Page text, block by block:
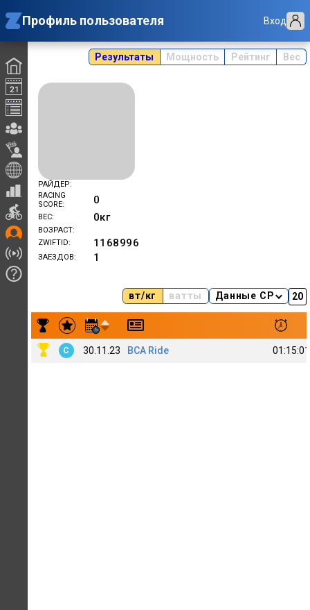
Профиль пользователя Вход
Результаты Мощность Рейтинг Вес
РАЙДЕР
RACING
SCORE
0
ВЕС 0кг
ВОЗРАСТ
ZWIFTID
1168996
ЗАЕЗДОВ 1
вт/кг ватты Данные CP
Результаты заездов Ulrik Hvolgaard
C 30.11.23 BCA Ride 01:15:01